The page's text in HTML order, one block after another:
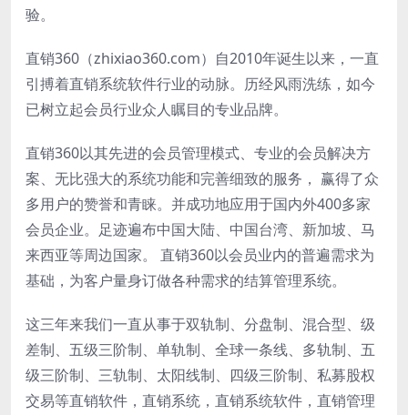
验。
直销360（zhixiao360.com）自2010年诞生以来，一直
引搏着直销系统软件行业的动脉。历经风雨洗练，如今
已树立起会员行业众人瞩目的专业品牌。
直销360以其先进的会员管理模式、专业的会员解决方
案、无比强大的系统功能和完善细致的服务， 赢得了众
多用户的赞誉和青睐。并成功地应用于国内外400多家
会员企业。足迹遍布中国大陆、中国台湾、新加坡、马
来西亚等周边国家。 直销360以会员业内的普遍需求为
基础，为客户量身订做各种需求的结算管理系统。
这三年来我们一直从事于双轨制、分盘制、混合型、级
差制、五级三阶制、单轨制、全球一条线、多轨制、五
级三阶制、三轨制、太阳线制、四级三阶制、私募股权
交易等直销软件，直销系统，直销系统软件，直销管理